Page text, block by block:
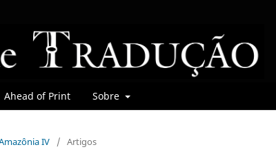
Ahead of Print Sobre
IV / Artigos